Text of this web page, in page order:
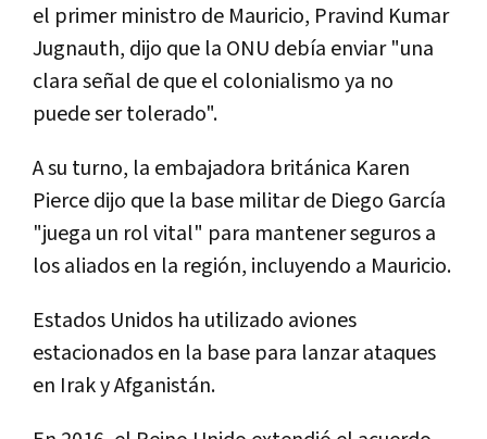
el primer ministro de Mauricio, Pravind Kumar
Jugnauth, dijo que la ONU debía enviar "una
clara señal de que el colonialismo ya no
puede ser tolerado".
A su turno, la embajadora británica Karen
Pierce dijo que la base militar de Diego García
"juega un rol vital" para mantener seguros a
los aliados en la región, incluyendo a Mauricio.
Estados Unidos ha utilizado aviones
estacionados en la base para lanzar ataques
en Irak y Afganistán.